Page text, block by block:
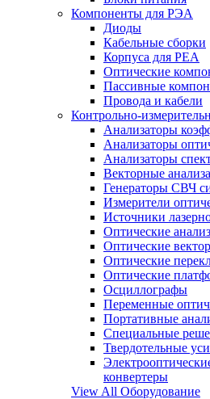
Компоненты для РЭА
Диоды
Кабельные сборки
Корпуса для РЕА
Оптические
Пассивные
Провода и кабели
Контрольно-
Анализаторы
Анализаторы
Анализаторы
Векторные
Генераторы СВЧ
Измерители
Источники
Оптические
Оптические
Оптические
Оптические
Осциллографы
Переменные
Портативные
Специальные
Твердотельные
конвертеры
View All Оборудование